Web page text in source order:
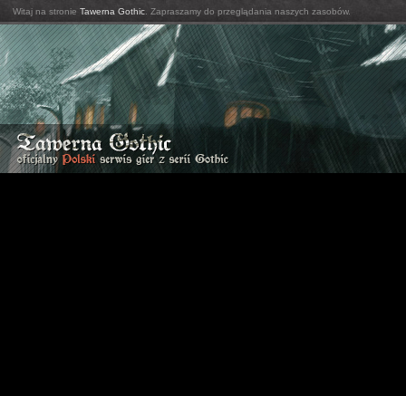
Witaj na stronie Tawerna Gothic . Zapraszamy do przeglądania naszych zasobów.